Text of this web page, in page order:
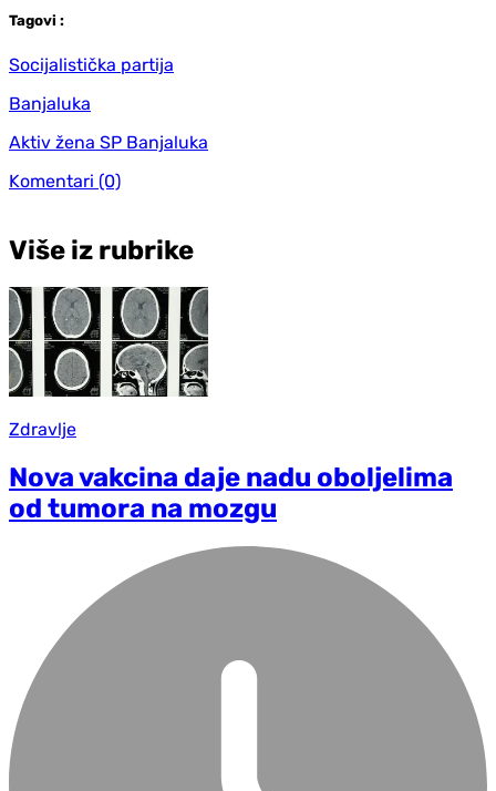
Tagovi :
Socijalistička partija
Banjaluka
Aktiv žena SP Banjaluka
Komentari (0)
Više iz rubrike
Zdravlje
Nova vakcina daje nadu oboljelima
od tumora na mozgu